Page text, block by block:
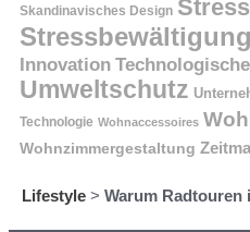
Skandinavisches Design
Stressbewältigung
Innovation
Umweltschutz
Technologie Wohnaccessoires
Wohnzimmergestaltung
Lifestyle > Warum Radtouren